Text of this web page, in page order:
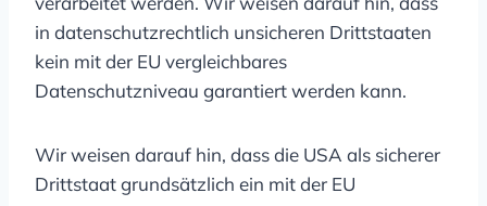
in datenschutzrechtlich unsicheren Drittstaaten
kein mit der EU vergleichbares
Datenschutzniveau garantiert werden kann.
Wir weisen darauf hin, dass die USA als sicherer
Drittstaat grundsätzlich ein mit der EU